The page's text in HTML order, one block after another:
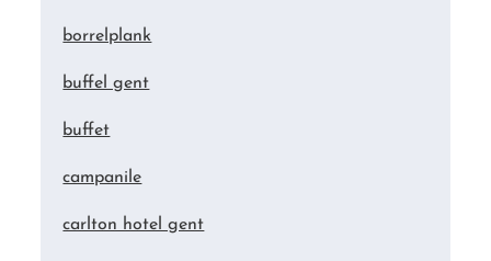
borrelplank
buffel gent
buffet
campanile
carlton hotel gent